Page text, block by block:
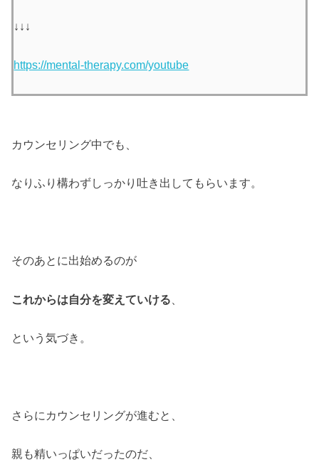
↓↓↓
https://mental-therapy.com/youtube
カウンセリング中でも、
なりふり構わずしっかり吐き出してもらいます。
そのあとに出始めるのが
これからは自分を変えていける
という気づき。
さらにカウンセリングが進むと、
親も精いっぱいだったのだ、